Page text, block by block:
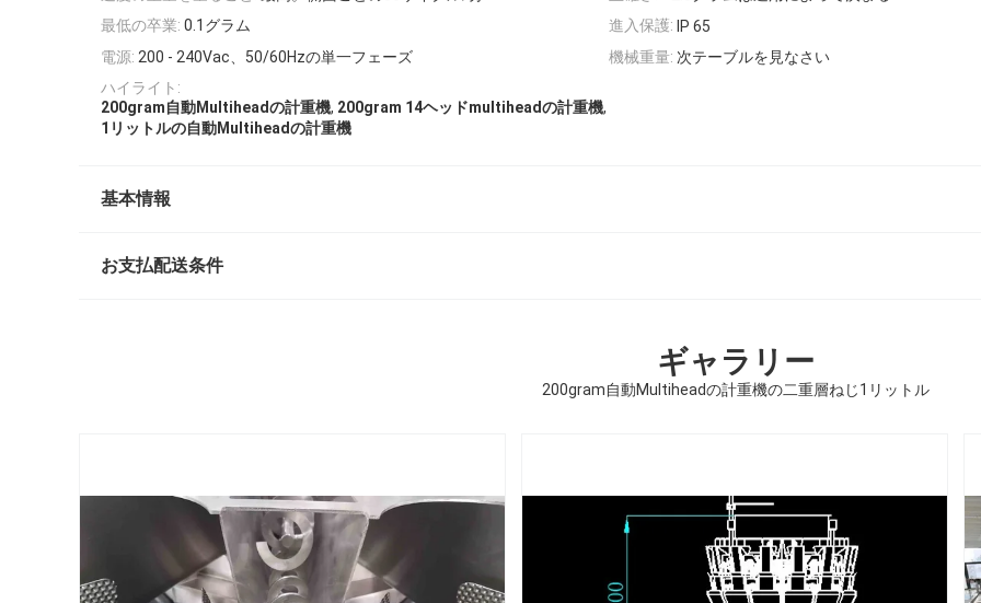
最低の卒業: 0.1グラム 進入保護: IP 65
電源: 200 - 240Vac、50/60Hzの単一フェーズ 機械重量: 次テーブルを見なさい
ハイライト:
200gram自動Multiheadの計重機, 200gram 14ヘッドmultiheadの計重機,
1リットルの自動Multiheadの計重機
基本情報
お支払配送条件
ギャラリー
200gram自動Multiheadの計重機の二重層ねじ1リットル